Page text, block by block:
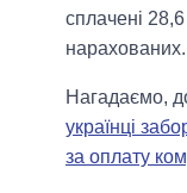
сплачені
нарахованих.
Нагадаємо,
українці
за оплату